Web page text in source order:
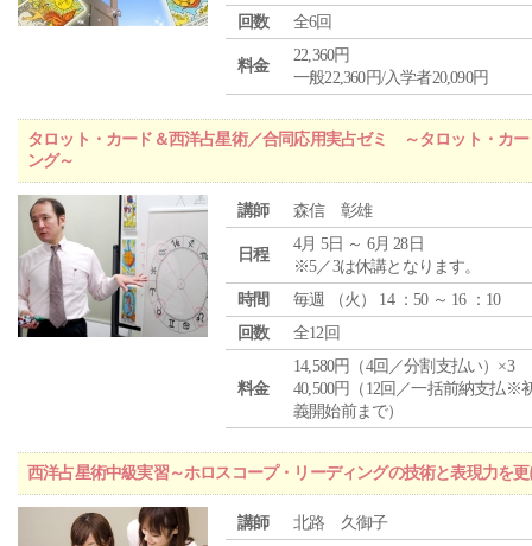
回数
全6回
料金
22,360円
一般22,360円/入学者20,090円
タロット・カード＆西洋占星術／合同応用実占ゼミ ～タロット・カ
ング～
講師 森信 彰雄
日程
4月 5日 ～ 6月 28日
※5／3は休講となります。
時間
毎週 （火 ） 14 ：50 ～ 16 ：10
回数
全12回
料金
14,580円（4回／分割支払い）×3
40,500円（12回／一括前納支払※
義開始前まで）
西洋占星術中級実習～ホロスコープ・リーディングの技術と表現力を
講師 北路 久御子